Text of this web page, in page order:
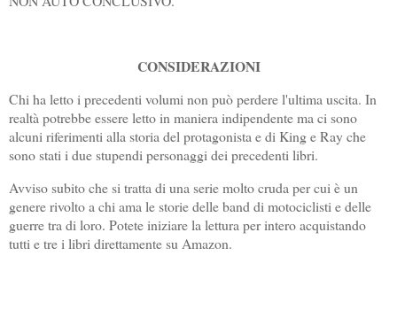
CONSIDERAZIONI
Chi ha letto i precedenti volumi non può perdere l'ultima uscita. In
realtà potrebbe essere letto in maniera indipendente ma ci sono
alcuni riferimenti alla storia del protagonista e di King e Ray che
sono stati i due stupendi personaggi dei precedenti libri.
Avviso subito che si tratta di una serie molto cruda per cui è un
genere rivolto a chi ama le storie delle band di motociclisti e delle
guerre tra di loro. Potete iniziare la lettura per intero acquistando
tutti e tre i libri direttamente su Amazon.